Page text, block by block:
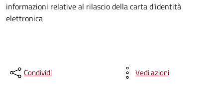
informazioni relative al rilascio della carta d'identità
elettronica
Condividi Vedi azioni